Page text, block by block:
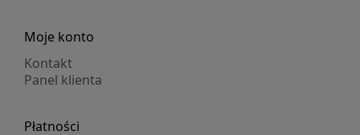
Moje konto
Kontakt
Panel klienta
Płatności